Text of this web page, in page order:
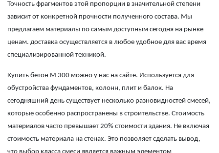
Точность фрагментов этой пропорции в значительной степени
зависит от конкретной прочности полученного состава. Мы
предлагаем материалы по самым доступным сегодня на рынке
ценам. доставка осуществляется в любое удобное для вас время
специализированной техникой.
Купить бетон М 300 можно у нас на сайте. Используется для
обустройства фундаментов, колонн, плит и балок. На
сегодняшний день существует несколько разновидностей смесей,
которые особенно распространены в строительстве. Стоимость
материалов часто превышает 20% стоимости здания. Не включая
стоимость материала на стенах. Это позволяет сделать вывод,